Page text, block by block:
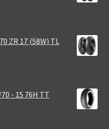
ZR 17 (58W) TL
- 15 76H TT